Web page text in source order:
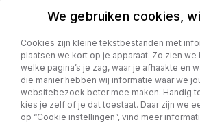
© 2026 Kallenberg Bedrijfsauto’s
We gebruiken cookies,
Cookies zijn kleine tekstbestanden met
plaatsen we kort op je apparaat. Zo zien
welke pagina’s je zag, waar je afhaakte en
die manier hebben wij informatie waar we
websitebezoek beter mee maken. Handig
kies je zelf of je dat toestaat. Daar zijn we
op “Cookie instellingen”, vind meer